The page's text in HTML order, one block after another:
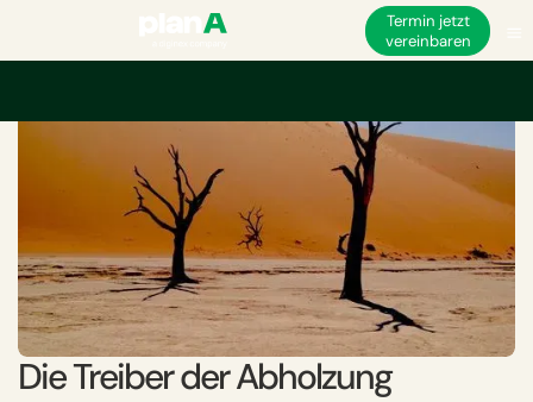
Termin jetzt
vereinbaren
Die Treiber der Abholzung